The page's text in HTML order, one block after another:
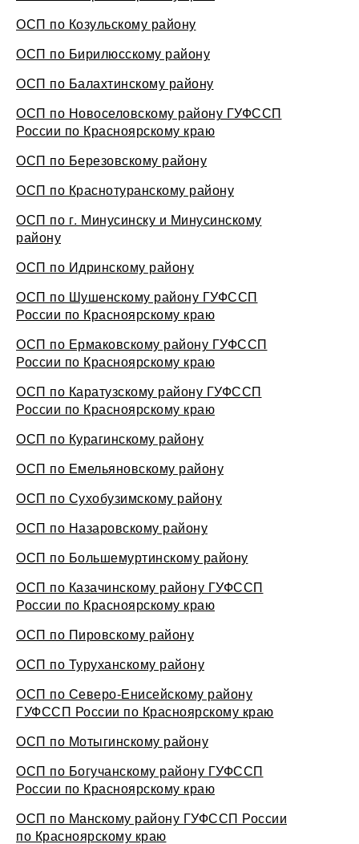
ОСП по Козульскому району
ОСП по Бирилюсскому району
ОСП по Балахтинскому району
ОСП по Новоселовскому району ГУФССП
России по Красноярскому краю
ОСП по Березовскому району
ОСП по Краснотуранскому району
ОСП по г. Минусинску и Минусинскому
району
ОСП по Идринскому району
ОСП по Шушенскому району ГУФССП
России по Красноярскому краю
ОСП по Ермаковскому району ГУФССП
России по Красноярскому краю
ОСП по Каратузскому району ГУФССП
России по Красноярскому краю
ОСП по Курагинскому району
ОСП по Емельяновскому району
ОСП по Сухобузимскому району
ОСП по Назаровскому району
ОСП по Большемуртинскому району
ОСП по Казачинскому району ГУФССП
России по Красноярскому краю
ОСП по Пировскому району
ОСП по Туруханскому району
ОСП по Северо-Енисейскому району
ГУФССП России по Красноярскому краю
ОСП по Мотыгинскому району
ОСП по Богучанскому району ГУФССП
России по Красноярскому краю
ОСП по Манскому району ГУФССП России
по Красноярскому краю